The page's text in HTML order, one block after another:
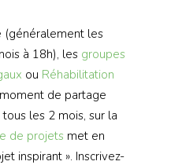
(généralement les
à 18h), les groupes
ou Réhabilitation
de partage
les 2 mois, sur la
de projets met en
inspirant ». Inscrivez-